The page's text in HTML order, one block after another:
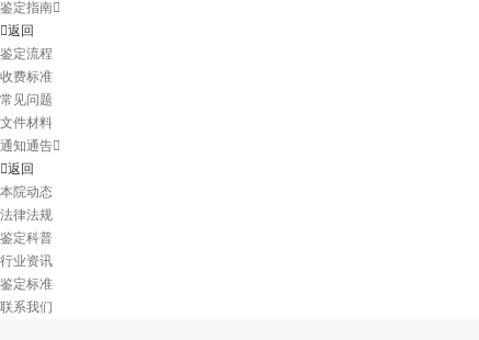
鉴定指南
返回
鉴定流程
收费标准
常见问题
文件材料
通知通告
返回
本院动态
法律法规
鉴定科普
行业资讯
鉴定标准
联系我们